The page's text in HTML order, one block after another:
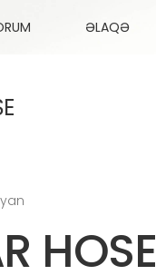
ƏLAQƏ
HOSE